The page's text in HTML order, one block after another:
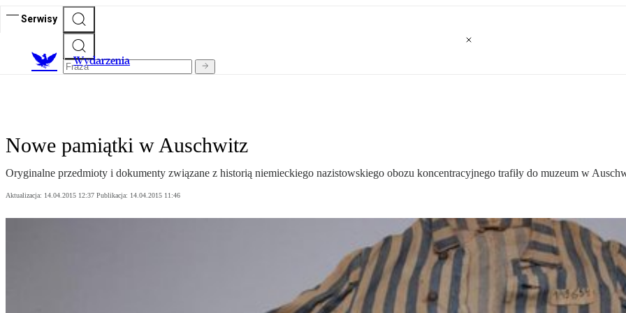
Serwisy
Wydarzenia
Nowe pamiątki w Auschwitz
Oryginalne przedmioty i dokumenty związane z historią niemieckiego nazistowskiego obozu koncentracyjnego trafiły do muzeum w
Aktualizacja: 14.04.2015 12:37 Publikacja: 14.04.2015 11:46